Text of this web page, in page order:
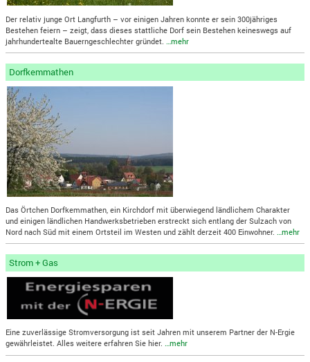
Der relativ junge Ort Langfurth – vor einigen Jahren konnte er sein 300jähriges
Bestehen feiern – zeigt, dass dieses stattliche Dorf sein Bestehen keineswegs auf
jahrhundertealte Bauerngeschlechter gründet.
…mehr
Dorfkemmathen
Das Örtchen Dorfkemmathen, ein Kirchdorf mit überwiegend ländlichem Charakter
und einigen ländlichen Handwerksbetrieben erstreckt sich entlang der Sulzach von
Nord nach Süd mit einem Ortsteil im Westen und zählt derzeit 400 Einwohner.
…mehr
Strom + Gas
Eine zuverlässige Stromversorgung ist seit Jahren mit unserem Partner der N-Ergie
gewährleistet. Alles weitere erfahren Sie hier.…mehr